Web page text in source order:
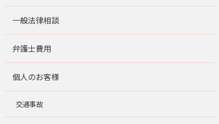
一般法律相談
弁護士費用
個人のお客様
交通事故